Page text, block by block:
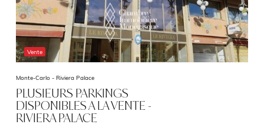
Vente
Monte-Carlo - Riviera Palace
PLUSIEURS PARKINGS
DISPONIBLES A LA VENTE -
RIVIERA PALACE